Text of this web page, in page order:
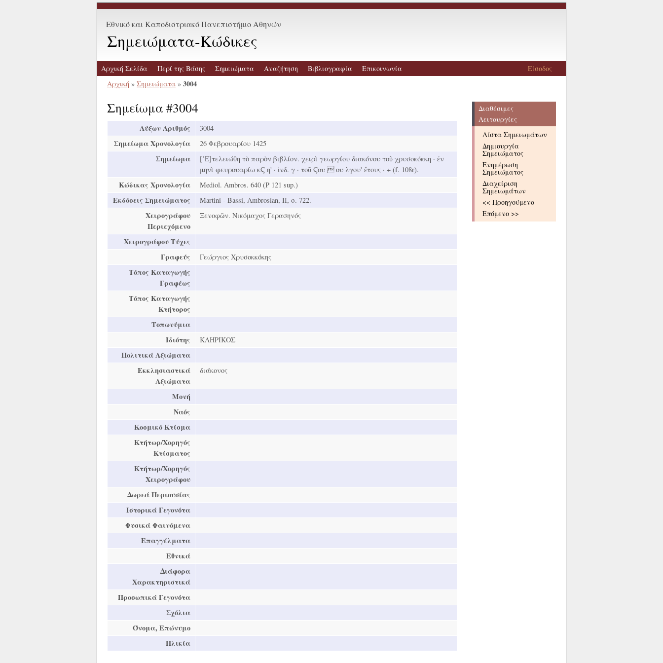
Εθνικό και Καποδιστριακό Πανεπιστήμιο Αθηνών
Σημειώματα-Κώδικες
Αρχική Σελίδα Περί της Βάσης Σημειώματα Αναζήτηση Βιβλιογραφία Επικοινωνία
Είσοδος
Αρχική » Σημειώματα » 3004
Σημείωμα #3004
Αύξων Αριθμός 3004
Σημείωμα Χρονολογία 26 Φεβρουαρίου 1425
Σημείωμα
[’Ε]τελειώθη τὸ παρὸν βιβλίον. χειρὶ γεωργίου διακόνου τοῦ χρυσοκόκκη · ἐν
μηνὶ φευρουαρίω κϚ η' · ἰνδ. γ · τοῦ Ϛου  ου λγου' ἔτους · + (f. 108r).
Κώδικας Χρονολογία Mediol. Ambros. 640 (Ρ 121 sup.)
Εκδόσεις Σημειώματος Martini - Bassi, Ambrosian, ΙΙ, σ. 722.
Χειρογράφου
Περιεχόμενο
Ξενοφῶν. Νικόμαχος Γερασηνός
Χειρογράφου Τύχες
Γραφεύς
Γεώργιος Χρυσοκκόκης
Τόπος Καταγωγής
Γραφέως
Τόπος Καταγωγής
Κτήτορος
Τοπωνύμια
Ιδιότης
ΚΛΗΡΙΚΟΣ
Πολιτικά Αξιώματα
Εκκλησιαστικά
Αξιώματα
διάκονος
Μονή
Ναός
Κοσμικό Κτίσμα
Κτήτωρ/Χορηγός
Κτίσματος
Κτήτωρ/Χορηγός
Χειρογράφου
Δωρεά Περιουσίας
Ιστορικά Γεγονότα
Φυσικά Φαινόμενα
Επαγγέλματα
Εθνικά
Διάφορα
Χαρακτηριστικά
Προσωπικά Γεγονότα
Σχόλια
Όνομα, Επώνυμο
Ηλικία
Διαθέσιμες
Λειτουργίες
Λίστα Σημειωμάτων
Δημιουργία
Σημειώματος
Ενημέρωση
Σημειώματος
Διαχείριση
Σημειωμάτων
<< Προηγούμενο
Επόμενο >>